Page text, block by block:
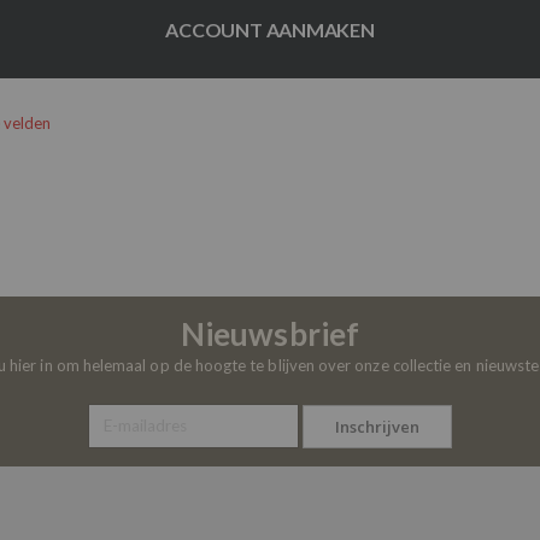
ACCOUNT AANMAKEN
Nieuwsbrief
hier in om helemaal op de hoogte te blijven over onze collectie en
Inschrijven